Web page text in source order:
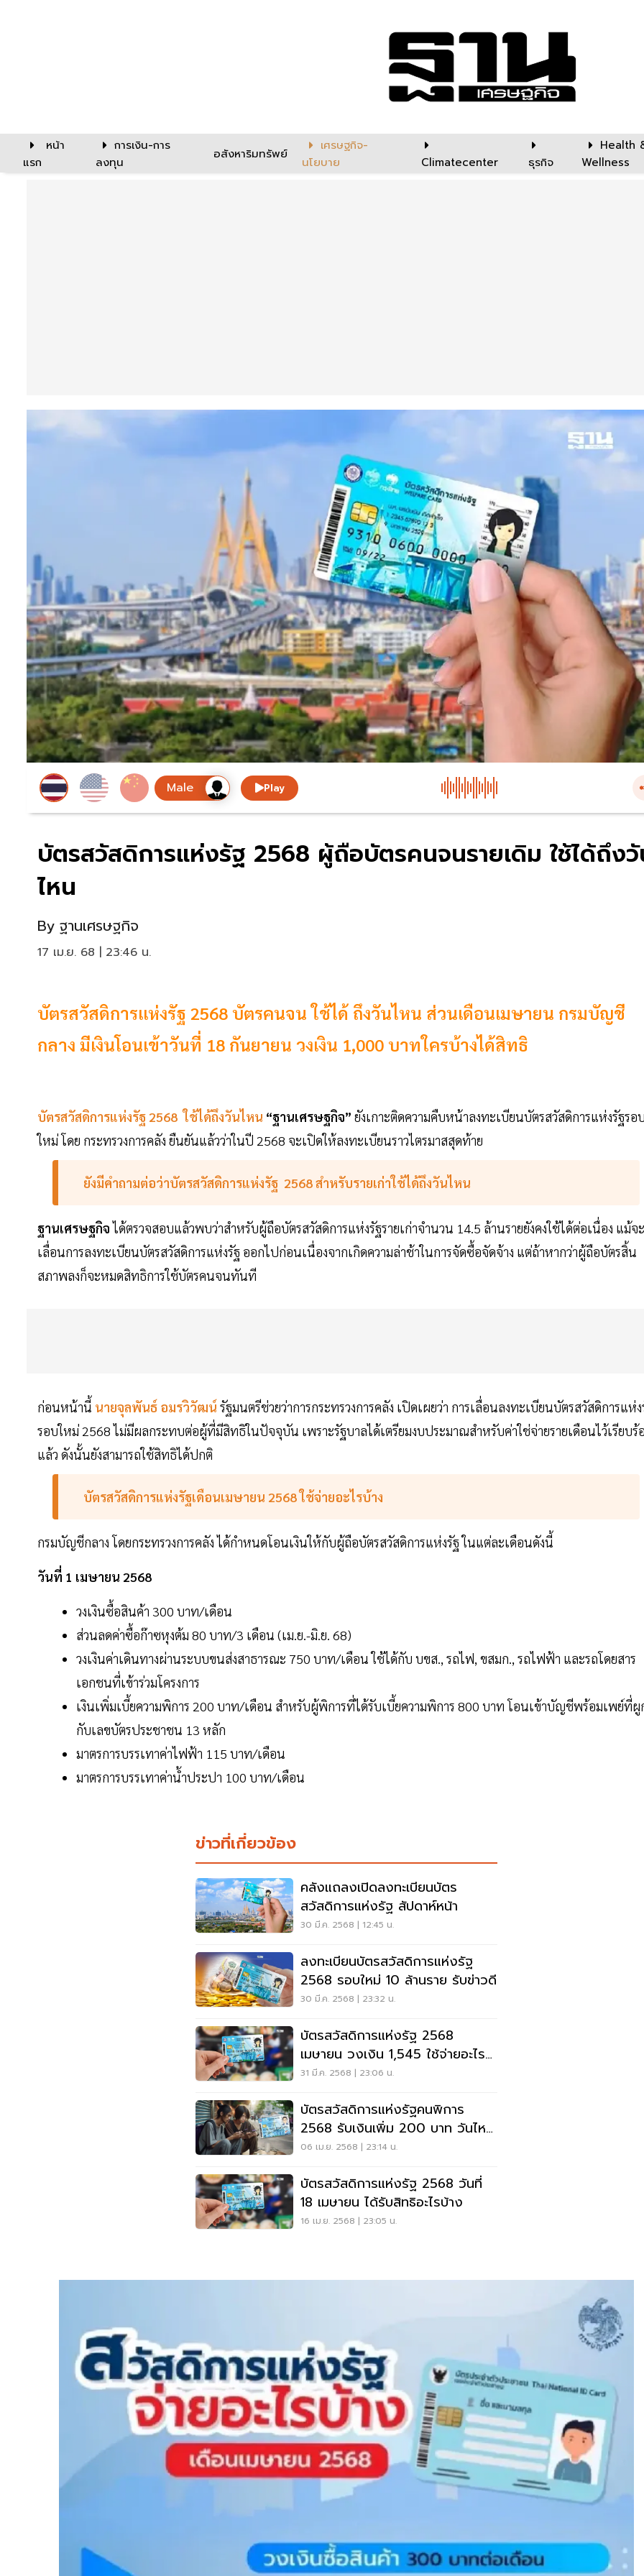
หน้า
แรก
การเงิน-การ
ลงทุน
อสังหาริมทรัพย์
เศรษฐกิจ-
นโยบาย
Climatecenter ธุรกิจ
Health
Wellness
Play
บัตรสวัสดิการแห่งรัฐ 2568 ผู้ถือบัตรคนจนรายเดิม ใช้ได้ถึง
ไหน
By ฐานเศรษฐกิจ
17 เม.ย. 68 | 23:46 น.
บัตรสวัสดิการแห่งรัฐ 2568 บัตรคนจน ใช้ได้ ถึงวันไหน ส่วนเดือนเมษายน กรมบัญชี
กลาง มีเงินโอนเข้าวันที่ 18 กันยายน วงเงิน 1,000 บาทใครบ้างได้สิทธิ
บัตรสวัสดิการแห่งรัฐ 2568 ใช้ได้ถึงวันไหน “ฐานเศรษฐกิจ” ยังเกาะติดความคืบหน้าลงทะเบียนบัตรสวัสดิการแห่งรัฐรอ
ใหม่ โดย กระทรวงการคลัง ยืนยันแล้วว่าในปี 2568 จะเปิดให้ลงทะเบียนราวไตรมาสสุดท้าย
ยังมีคำถามต่อว่าบัตรสวัสดิการแห่งรัฐ 2568 สำหรับรายเก่าใช้ได้ถึงวันไหน
ฐานเศรษฐกิจได้ตรวจสอบแล้วพบว่าสำหรับผู้ถือบัตรสวัสดิการแห่งรัฐรายเก่าจำนวน 14.5 ล้านรายยังคงใช้ได้ต่อเนื่อง แม้จะ
เลื่อนการลงทะเบียนบัตรสวัสดิการแห่งรัฐ ออกไปก่อนเนื่องจากเกิดความล่าช้าในการจัดซื้อจัดจ้าง แต่ถ้าหากว่าผู้ถือบัตรสิ้น
สภาพลงก็จะหมดสิทธิการใช้บัตรคนจนทันที
ก่อนหน้านี้ นายจุลพันธ์ อมรวิวัฒน์ รัฐมนตรีช่วยว่าการกระทรวงการคลัง เปิดเผยว่า การเลื่อนลงทะเบียนบัตรสวัสดิการแห่ง
รอบใหม่ 2568 ไม่มีผลกระทบต่อผู้ที่มีสิทธิในปัจจุบัน เพราะรัฐบาลได้เตรียมงบประมาณสำหรับค่าใช่จ่ายรายเดือนไว้เรียบร้
แล้ว ดังนั้นยังสามารถใช้สิทธิได้ปกติ
บัตรสวัสดิการแห่งรัฐเดือนเมษายน 2568 ใช้จ่ายอะไรบ้าง
กรมบัญชีกลาง โดยกระทรวงการคลัง ได้กำหนดโอนเงินให้กับผู้ถือบัตรสวัสดิการแห่งรัฐ ในแต่ละเดือนดังนี้
วันที่ 1 เมษายน 2568
วงเงินซื้อสินค้า 300 บาท/เดือน
ส่วนลดค่าซื้อก๊าซหุงต้ม 80 บาท/3 เดือน (เม.ย.-มิ.ย. 68)
วงเงินค่าเดินทางผ่านระบบขนส่งสาธารณะ 750 บาท/เดือน ใช้ได้กับ บขส., รถไฟ, ขสมก., รถไฟฟ้า และรถโดยสาร
เอกชนที่เข้าร่วมโครงการ
เงินเพิ่มเบี้ยความพิการ 200 บาท/เดือน สำหรับผู้พิการที่ได้รับเบี้ยความพิการ 800 บาท โอนเข้าบัญชีพร้อมเพย์ที่ผู
กับเลขบัตรประชาชน 13 หลัก
มาตรการบรรเทาค่าไฟฟ้า 115 บาท/เดือน
มาตรการบรรเทาค่าน้ำประปา 100 บาท/เดือน
ข่าวที่เกี่ยวข้อง
คลังแถลงเปิดลงทะเบียนบัตร
สวัสดิการแห่งรัฐ สัปดาห์หน้า
30 มี.ค. 2568 | 12:45 น.
ลงทะเบียนบัตรสวัสดิการแห่งรัฐ
2568 รอบใหม่ 10 ล้านราย รับข่าวดี
30 มี.ค. 2568 | 23:32 น.
บัตรสวัสดิการแห่งรัฐ 2568
เมษายน วงเงิน 1,545 ใช้จ่ายอะไร
บ้าง
31 มี.ค. 2568 | 23:06 น.
บัตรสวัสดิการแห่งรัฐคนพิการ
2568 รับเงินเพิ่ม 200 บาท วันไหน
ดูเลย
06 เม.ย. 2568 | 23:14 น.
บัตรสวัสดิการแห่งรัฐ 2568 วันที่
18 เมษายน ได้รับสิทธิอะไรบ้าง
16 เม.ย. 2568 | 23:05 น.